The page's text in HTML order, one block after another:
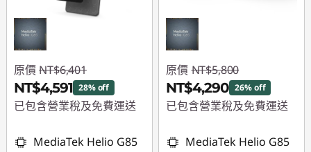
原價 NT$6,401
NT$4,591 28% off
已包含營業稅及免費運送
NT$1,810
MediaTek Helio G85
原價 NT$5,800
NT$4,290 26% off
已包含營業稅及免費運送
NT$1,510
MediaTek Helio G85